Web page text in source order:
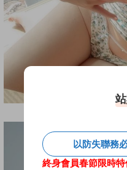
以防失聯務
終身會員春節限時